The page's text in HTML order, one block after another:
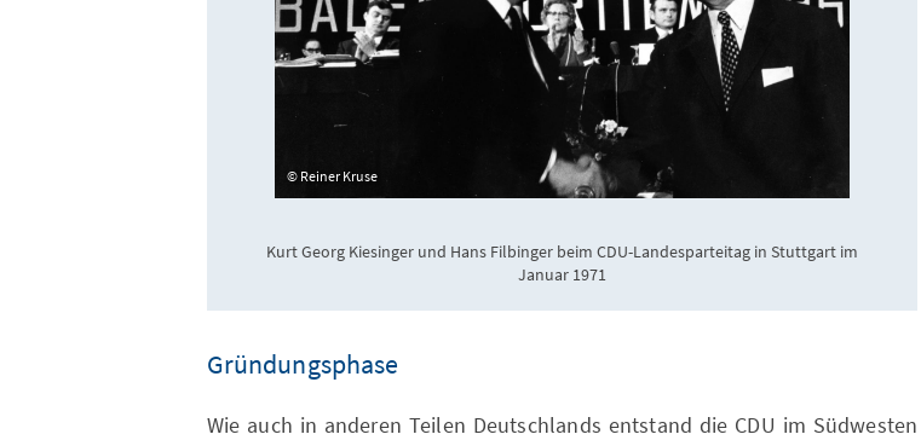
Reiner Kruse
Kurt Georg Kiesinger und Hans Filbinger beim CDU-Landesparteitag in Stuttgart im
Januar 1971
Gründungsphase
Wie auch in anderen Teilen Deutschlands entstand die CDU im Südwesten